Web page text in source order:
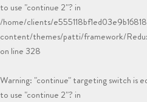
to use "continue 2"? in
/home/clients/
content/themes/patti/framework/
on line328
Warning: "continue" targeting switch is
to use "continue 2"? in